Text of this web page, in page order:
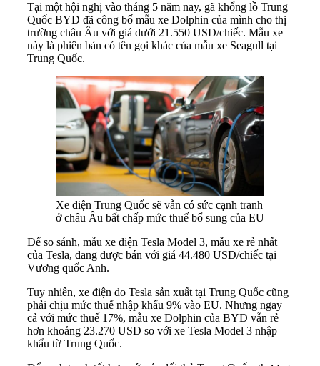
Tại một hội nghị vào tháng 5 năm nay, gã khổng lồ Trung
Quốc BYD đã công bố mẫu xe Dolphin của mình cho thị
trường châu Âu với giá dưới 21.550 USD/chiếc. Mẫu xe
này là phiên bản có tên gọi khác của mẫu xe Seagull tại
Trung Quốc.
Xe điện Trung Quốc sẽ vẫn có sức cạnh tranh
ở châu Âu bất chấp mức thuế bổ sung của EU
Để so sánh, mẫu xe điện Tesla Model 3, mẫu xe rẻ nhất
của Tesla, đang được bán với giá 44.480 USD/chiếc tại
Vương quốc Anh.
Tuy nhiên, xe điện do Tesla sản xuất tại Trung Quốc cũng
phải chịu mức thuế nhập khẩu 9% vào EU. Nhưng ngay
cả với mức thuế 17%, mẫu xe Dolphin của BYD vẫn rẻ
hơn khoảng 23.270 USD so với xe Tesla Model 3 nhập
khẩu từ Trung Quốc.